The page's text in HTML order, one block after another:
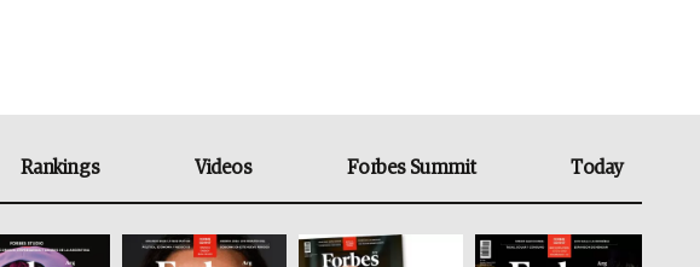
Rankings Videos Forbes Summit Today